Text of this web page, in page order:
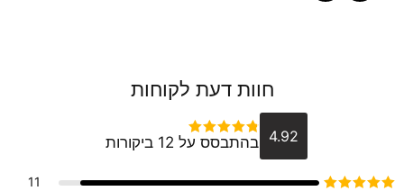
חוות דעת לקוחות
4.92
דורג
בהתבסס על 12 ביקורות
11